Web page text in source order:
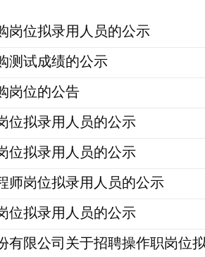
岗位拟录用人员的公示
测试成绩的公示
岗位的公告
位拟录用人员的公示
位拟录用人员的公示
师岗位拟录用人员的公示
位拟录用人员的公示
有限公司关于招聘操作职岗位